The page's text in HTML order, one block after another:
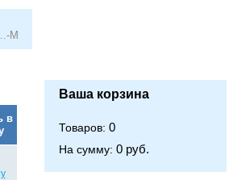
М
в
Ваша корзина
Товаров: 0
На сумму: 0 руб.